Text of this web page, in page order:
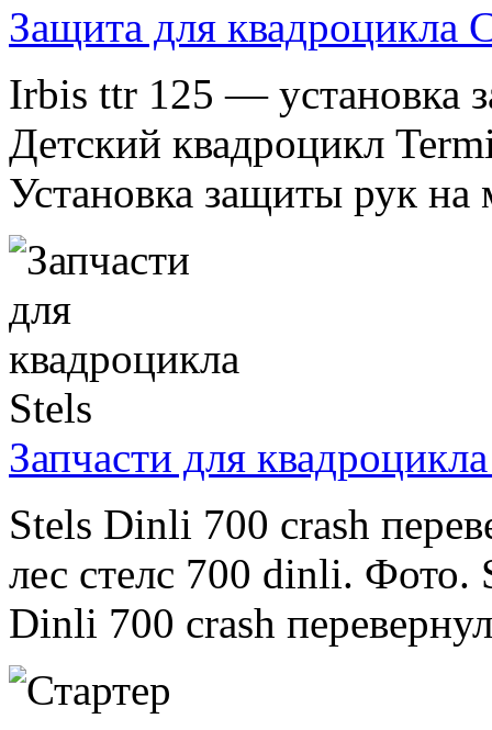
Защита для квадроцикла
Irbis ttr 125 — установка
Детский квадроцикл
Установка защиты рук
Запчасти для
Stels Dinli 700 crash
лес стелс 700 dinli. Фото.
Dinli 700 crash